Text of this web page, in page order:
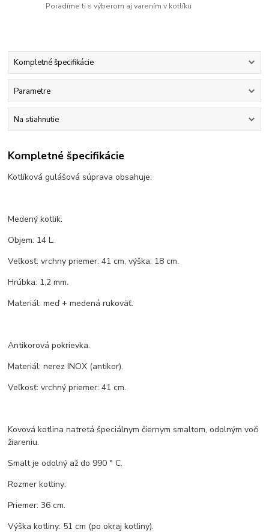
Poradíme ti s výberom aj varením v kotlíku
Kompletné špecifikácie
Parametre
Na stiahnutie
Kompletné špecifikácie
Kotlíková gulášová súprava obsahuje:
Medený kotlik.
Objem: 14 L.
Veľkosť: vrchny priemer: 41 cm, výška: 18 cm.
Hrúbka: 1,2 mm.
Materiál: meď + medená rukoväť.
Antikorová pokrievka.
Materiál: nerez INOX (antikor).
Veľkosť: vrchný priemer: 41 cm.
Kovová kotlina natretá špeciálnym čiernym smaltom, odolným voči
žiareniu.
Smalt je odolný až do 990 ° C.
Rozmer kotliny:
Priemer: 36 cm.
Výška kotliny: 51 cm (po okraj kotliny).